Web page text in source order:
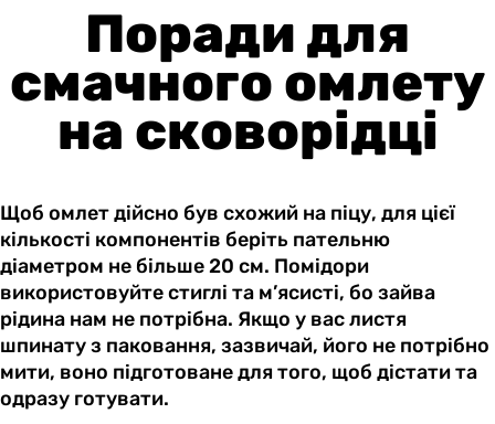
Поради для
смачного омлету
на сковорідці
Щоб омлет дійсно був схожий на піцу, для цієї
кількості компонентів беріть пательню
діаметром не більше 20 см. Помідори
використовуйте стиглі та м’ясисті, бо зайва
рідина нам не потрібна. Якщо у вас листя
шпинату з паковання, зазвичай, його не потрібно
мити, воно підготоване для того, щоб дістати та
одразу готувати.